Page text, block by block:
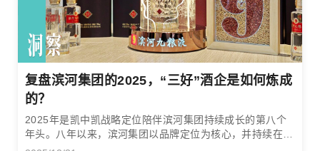
复盘滨河集团的2025，“三好”酒企是如何炼成
的？
2025年是凯中凯战略定位陪伴滨河集团持续成长的第八个
年头。八年以来，滨河集团以品牌定位为核心，并持续在产
品品质、广告投放、渠道建设等多方面升级进化，走向了一